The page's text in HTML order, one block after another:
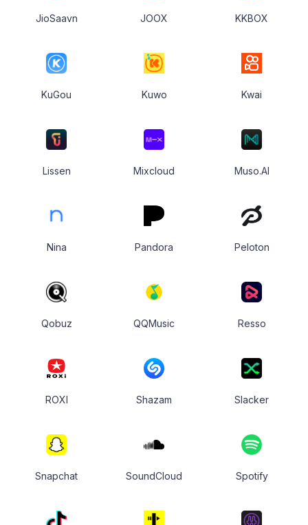
JioSaavn JOOX KKBOX
KuGou Kuwo Kwai
Lissen Mixcloud Muso.AI
Nina Pandora Peloton
Qobuz QQMusic Resso
ROXI Shazam Slacker
Snapchat SoundCloud Spotify